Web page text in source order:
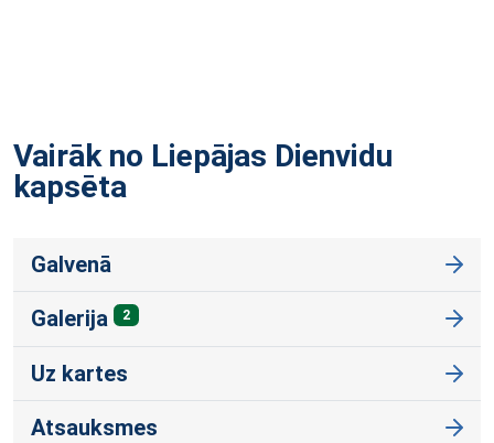
Vairāk no Liepājas Dienvidu
kapsēta
Galvenā
Galerija 2
Uz kartes
Atsauksmes